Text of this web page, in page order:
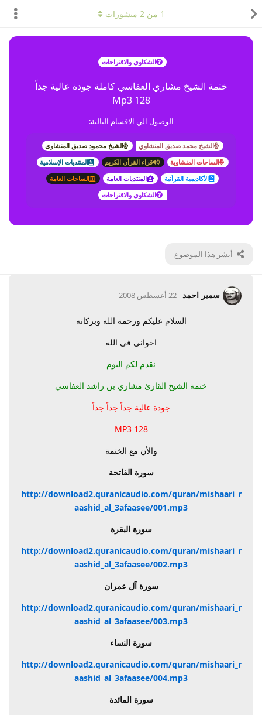
الشكاوى والاقتراحات
ختمة الشيخ مشاري العفاسي كاملة جودة عالية جداً
Mp3 128
الوصول الي الاقسام التالية:
الشيخ محمد صديق المنشاوي
الشيخ محمود صديق المنشاوى
الساحات المنشاوية
قراء القرأن الكريم
المنتديات الإسلامية
الأكاديمية القرأنية
المنتديات العامة
الساحات العامة
الشكاوى والاقتراحات
أنشر هذا الموضوع
1 من2 منشورات
سمير احمد 22 أغسطس 2008
السلام عليكم ورحمة الله وبركاته
اخواني في الله
نقدم لكم اليوم
ختمة الشيخ القارئ مشاري بن راشد العفاسي
جودة عالية جداً جداً جداً
MP3 128
والأن مع الختمة
سورة الفاتحة
http://download2.quranicaudio.com/quran/mishaari_r
aashid_al_3afaasee/001.mp3
سورة البقرة
http://download2.quranicaudio.com/quran/mishaari_r
aashid_al_3afaasee/002.mp3
سورة آل عمران
http://download2.quranicaudio.com/quran/mishaari_r
aashid_al_3afaasee/003.mp3
سورة النساء
http://download2.quranicaudio.com/quran/mishaari_r
aashid_al_3afaasee/004.mp3
سورة المائدة